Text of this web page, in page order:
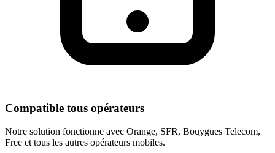
Compatible tous opérateurs
Notre solution fonctionne avec Orange, SFR, Bouygues Telecom,
Free et tous les autres opérateurs mobiles.